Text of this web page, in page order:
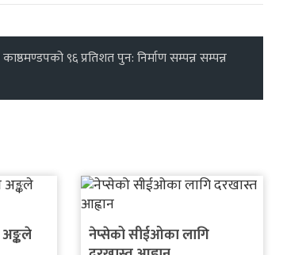
काष्ठमण्डपको ९६ प्रतिशत पुन: निर्माण सम्पन्न सम्पन्न
नेप्सेको सीईओका लागि